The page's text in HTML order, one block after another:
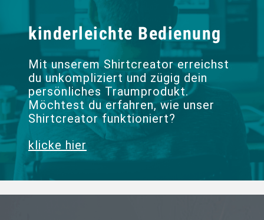
kinderleichte Bedienung
Mit unserem Shirtcreator erreichst
du unkompliziert und zügig dein
persönliches Traumprodukt.
Möchtest du erfahren, wie unser
Shirtcreator funktioniert?
klicke hier